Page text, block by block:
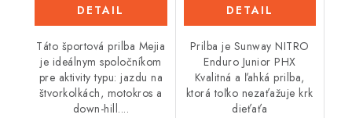
DETAIL
Táto športová prilba Mejia
je ideálnym spoločníkom
pre aktivity typu: jazdu na
štvorkolkách, motokros a
down-hill....
DETAIL
Prilba je Sunway NITRO
Enduro Junior PHX
Kvalitná a ľahká prilba,
ktorá toľko nezaťažuje krk
dieťaťa